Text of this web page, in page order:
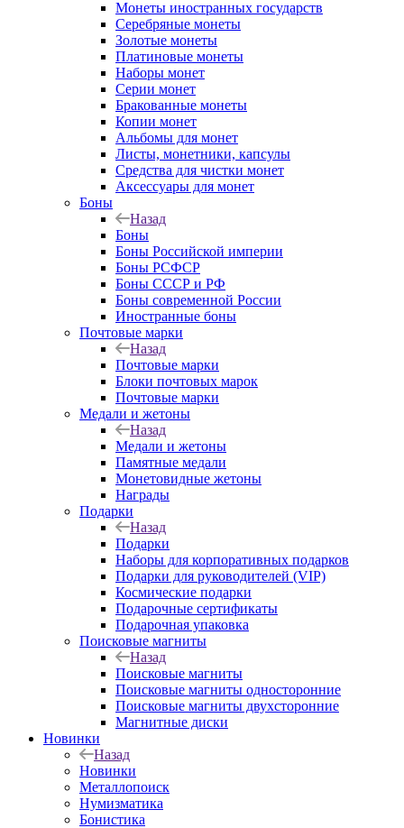
Монеты иностранных государств
Серебряные монеты
Золотые монеты
Платиновые монеты
Наборы монет
Серии монет
Бракованные монеты
Копии монет
Альбомы для монет
Листы, монетники, капсулы
Средства для чистки монет
Аксессуары для монет
Боны
Назад
Боны
Боны Российской империи
Боны РСФСР
Боны СССР и РФ
Боны современной России
Иностранные боны
Почтовые марки
Назад
Почтовые марки
Блоки почтовых марок
Почтовые марки
Медали и жетоны
Назад
Медали и жетоны
Памятные медали
Монетовидные жетоны
Награды
Подарки
Назад
Подарки
Наборы для корпоративных подарков
Подарки для руководителей (VIP)
Космические подарки
Подарочные сертификаты
Подарочная упаковка
Поисковые магниты
Назад
Поисковые магниты
Поисковые магниты односторонние
Поисковые магниты двухсторонние
Магнитные диски
Новинки
Назад
Новинки
Металлопоиск
Нумизматика
Бонистика